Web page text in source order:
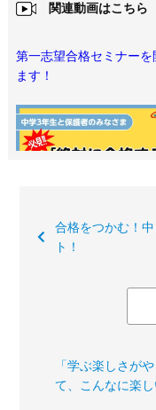
関連動画はこちら
第一志望合格セミナーを
ます！
合格をつかむ！
ト！
「学ぶ楽しさが
て、こんなに楽し